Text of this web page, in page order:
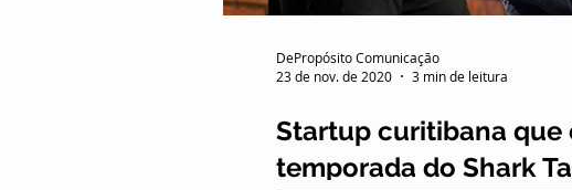
Startup curitibana que
temporada do Shark
DePropósito Comunicação
23 de nov. de 2020
3 min de leitura